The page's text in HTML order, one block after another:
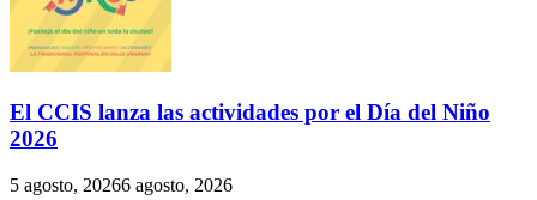
El CCIS lanza las actividades por el Día del Niño
2026
5 agosto, 20266 agosto, 2026